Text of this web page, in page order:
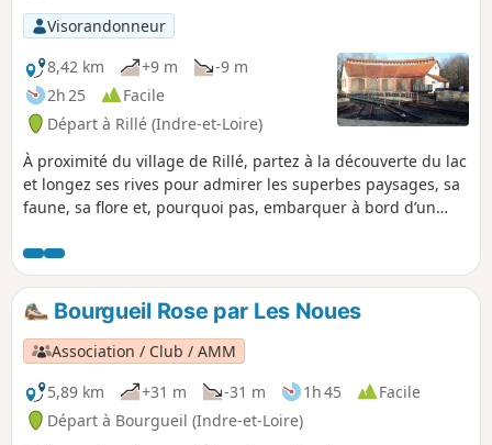
Visorandonneur
8,42 km
+9 m
-9 m
2h 25
Facile
Départ à Rillé (Indre-et-Loire)
À proximité du village de Rillé, partez à la découverte du lac
et longez ses rives pour admirer les superbes paysages, sa
faune, sa flore et, pourquoi pas, embarquer à bord d’un
Bourgueil Rose par Les Noues
Association / Club / AMM
5,89 km
+31 m -31 m 1h 45
Facile
Départ à Bourgueil (Indre-et-Loire)